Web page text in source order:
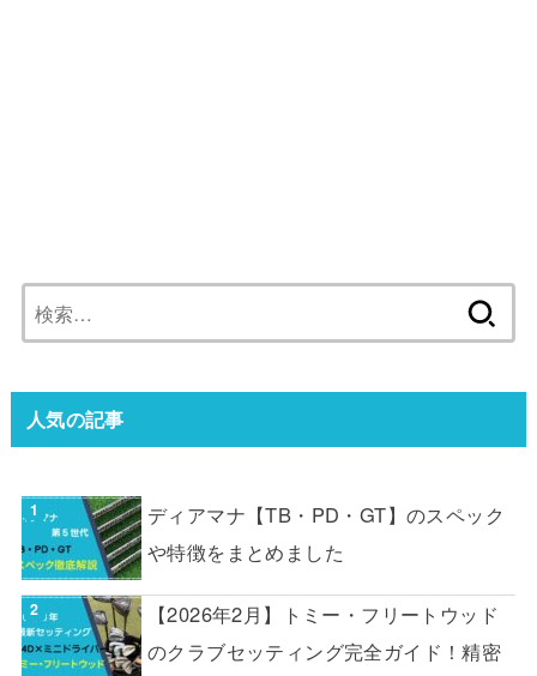
索:
人気の記事
ディアマナ【TB・PD・GT】のスペック
や特徴をまとめました
【2026年2月】トミー・フリートウッド
のクラブセッティング完全ガイド！精密